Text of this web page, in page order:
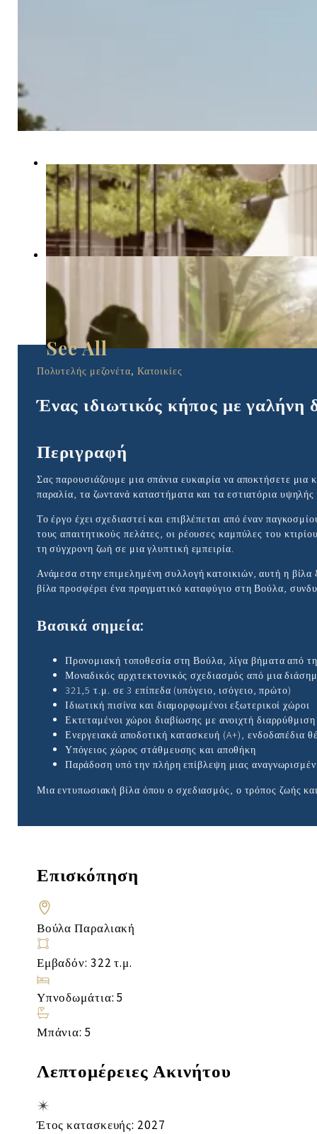
Πολυτελής μεζονέτα, Κατοικίες
Ένας ιδιωτικός κήπος με γαλήνη
Περιγραφή
Σας παρουσιάζουμε μια σπάνια ευκαιρία να αποκτήσετε
παραλία, τα ζωντανά καταστήματα και τα εστιατόρια
Το έργο έχει σχεδιαστεί και επιβλέπεται από έναν
τους απαιτητικούς πελάτες, οι ρέουσες καμπύλες του
τη σύγχρονη ζωή σε μια γλυπτική εμπειρία.
Ανάμεσα στην επιμελημένη συλλογή κατοικιών, αυτή η βίλα
βίλα προσφέρει ένα πραγματικό καταφύγιο στη Βούλα,
Βασικά σημεία:
Προνομιακή τοποθεσία στη Βούλα, λίγα βήματα από
Μοναδικός αρχιτεκτονικός σχεδιασμός από μια
321,5 τ.μ. σε 3 επίπεδα (υπόγειο, ισόγειο, πρώτο)
Ιδιωτική πισίνα και διαμορφωμένοι εξωτερικοί χώροι
Εκτεταμένοι χώροι διαβίωσης με ανοιχτή διαρρύθμιση
Ενεργειακά αποδοτική κατασκευή (A+), ενδοδαπέδια
Υπόγειος χώρος στάθμευσης και αποθήκη
Παράδοση υπό την πλήρη επίβλεψη μιας
Μια εντυπωσιακή βίλα όπου ο σχεδιασμός, ο τρόπος ζωής
Επισκόπηση
Βούλα Παραλιακή
Εμβαδόν: 322 τ.μ.
Υπνοδωμάτια: 5
Μπάνια: 5
Λεπτομέρειες Ακινήτου
Έτος κατασκευής: 2027